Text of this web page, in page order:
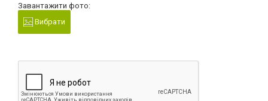
Завантажити фото:
Вибрати